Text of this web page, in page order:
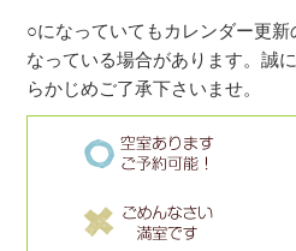
○になっていてもカレンダー更
なっている場合があります。誠
らかじめご了承下さいませ。